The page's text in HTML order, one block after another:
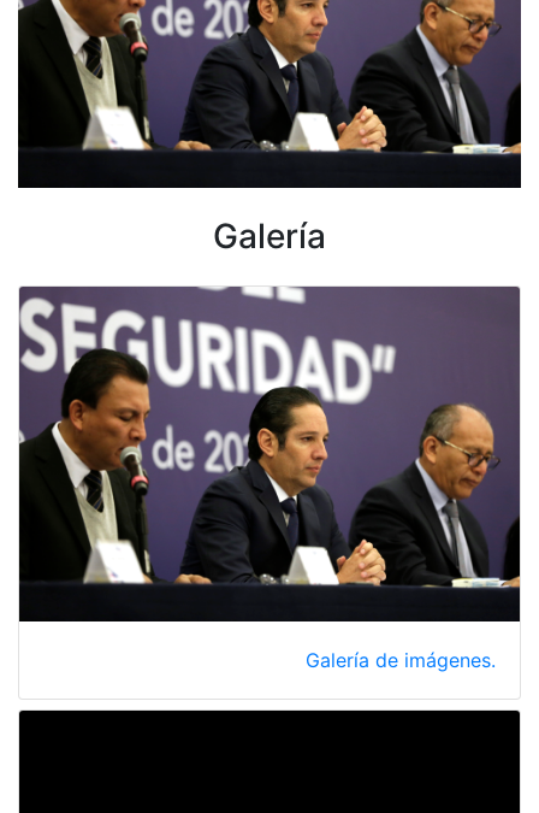
Galería
Galería de imágenes.